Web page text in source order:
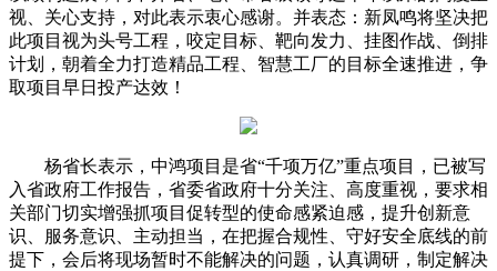
视、关心支持，对此表示衷心感谢。并表态：新凤鸣将坚决把
此项目视为头号工程，咬定目标、靶向发力、挂图作战、倒排
计划，朝着全力打造精品工程、智慧工厂的目标全速推进，争
取项目早日投产达效！
杨省长表示，中鸿项目是省“千项万亿”重点项目，已被写
入省政府工作报告，省委省政府十分关注、高度重视，要求相
关部门切实增强抓项目促转型的使命感紧迫感，提升创新意
识、服务意识、主动担当，在把握合规性、守好安全底线的前
提下，会后将现场暂时不能解决的问题，认真调研，制定解决